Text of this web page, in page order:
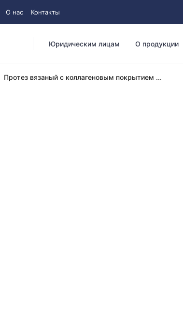
О нас Контакты
Юридическим лицам О продукции
Протез вязаный с коллагеновым покрытием ...